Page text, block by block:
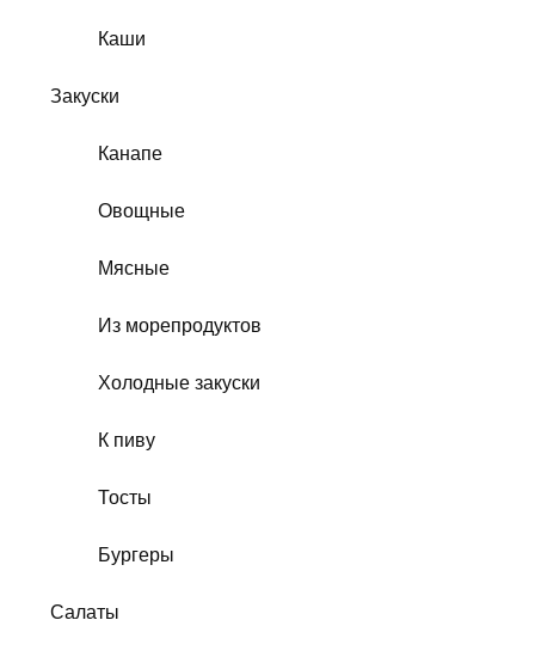
Каши
Закуски
Канапе
Овощные
Мясные
Из морепродуктов
Холодные закуски
К пиву
Тосты
Бургеры
Салаты